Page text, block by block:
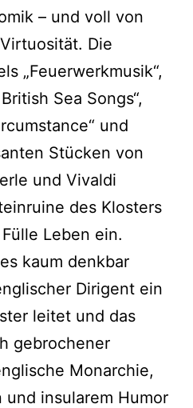
– und voll von
Die
„Feuerwerkmusik“,
Sea Songs“,
und
Stücken von
und Vivaldi
des Klosters
Leben ein.
kaum denkbar
Dirigent ein
leitet und das
gebrochener
Monarchie,
insularem Humor